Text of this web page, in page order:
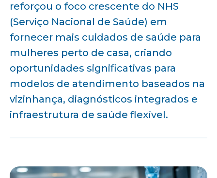
reforçou o foco crescente do NHS
(Serviço Nacional de Saúde) em
fornecer mais cuidados de saúde para
mulheres perto de casa, criando
oportunidades significativas para
modelos de atendimento baseados na
vizinhança, diagnósticos integrados e
infraestrutura de saúde flexível.